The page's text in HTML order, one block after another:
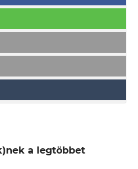
a legtöbbet